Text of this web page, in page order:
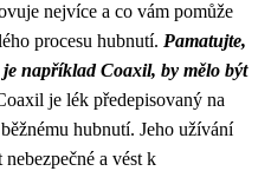
nejvíce a co vám pomůže
procesu hubnutí. Pamatujte,
například Coaxil, by mělo být
je lék předepisovaný na
hubnutí. Jeho užívání
a vést k